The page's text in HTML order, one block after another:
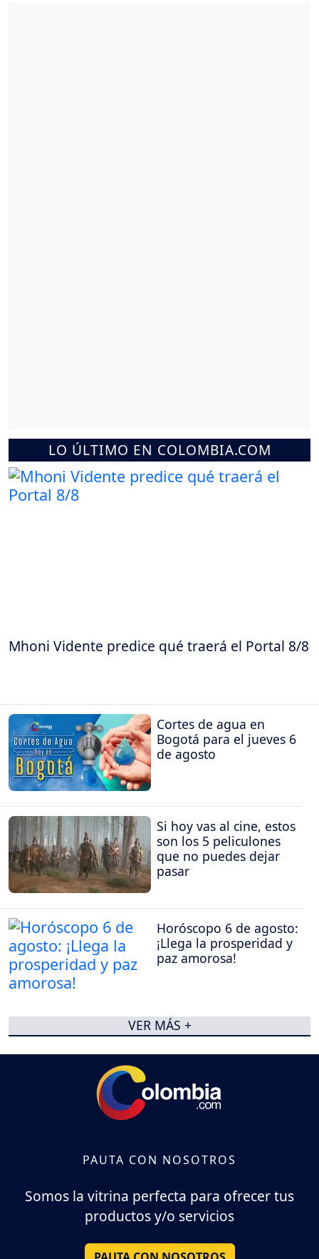
LO ÚLTIMO EN COLOMBIA.COM
Mhoni Vidente predice qué traerá el Portal 8/8
Cortes de agua en
Bogotá para el jueves 6
de agosto
Si hoy vas al cine, estos
son los 5 peliculones
que no puedes dejar
pasar
Horóscopo 6 de agosto:
¡Llega la prosperidad y
paz amorosa!
VER MÁS +
PAUTA CON NOSOTROS
Somos la vitrina perfecta para ofrecer tus
productos y/o servicios